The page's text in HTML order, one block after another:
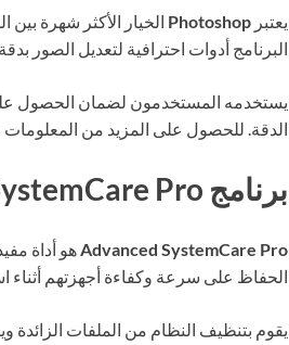
يعتبر Photoshop الخيار الأكثر شهرة
البرنامج أدوات احترافية لتعديل الصور
يستخدمه المستخدمون لضمان الحصول على
الدقة. للحصول على المزيد من
برنامج Advanced SystemCare Pro
Advanced SystemCare Proهو أداة
الحفاظ على سرعة وكفاءة أجهزتهم أثناء
يقوم بتنظيف النظام من الملفات